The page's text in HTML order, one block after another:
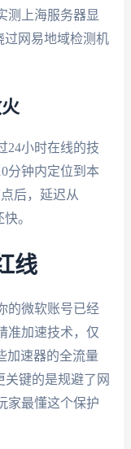
测上海服务器显
过网易地域检测机
24小时在线的技
分钟内定位到本
后，延迟从
。
线
的微软账号已经
准加速技术，仅
加速器的全流量
关键的是规避了网
家最懂这个保护